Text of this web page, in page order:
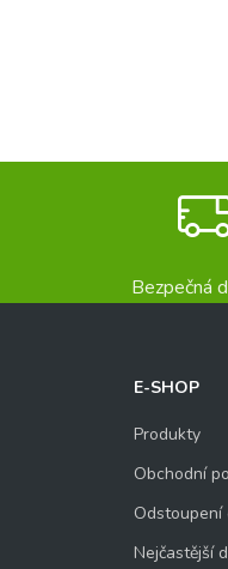
Bezpečná
E-SHOP
Produkty
Obchodní
Odstoupení
Nejčastější